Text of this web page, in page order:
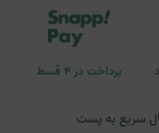
پرداخت در ۴ قسط